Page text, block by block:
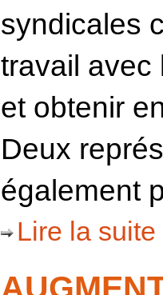
syndicales
travail avec
et obtenir
Deux
également
Lire la suite